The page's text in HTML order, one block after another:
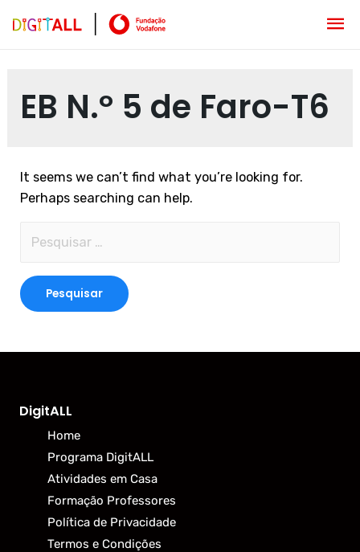
EB N.º 5 de Faro-T6
It seems we can’t find what you’re looking for.
Perhaps searching can help.
DigitALL
Home
Programa DigitALL
Atividades em Casa
Formação Professores
Política de Privacidade
Termos e Condições